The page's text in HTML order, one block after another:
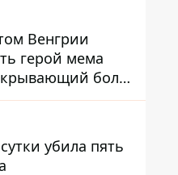
Венгрии
герой мема
боль
народное
убила пять